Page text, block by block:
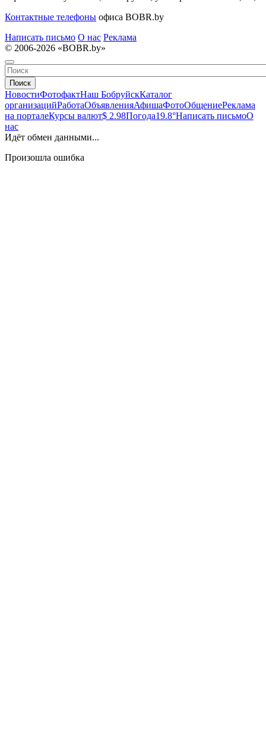
Контактные телефоны офиса BOBR.by
Написать письмо О нас Реклама
© 2006-2026 «BOBR.by»
Поиск
НовостиФотофактНаш БобруйскКаталог
организацийРаботаОбъявленияАфишаФотоОбщениеРеклама
на порталеКурсы валют$ 2.98Погода19.8°Написать письмоО
нас
Идёт обмен данными...
Произошла ошибка